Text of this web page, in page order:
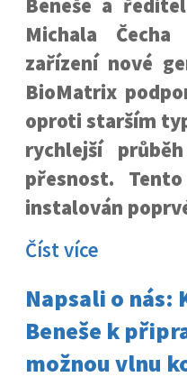
Beneše a
Michala
zařízení nové
BioMatrix
oproti starším
rychlejší
přesnost.
instalován
Číst více
Napsali o nás:
Beneše k
možnou vlnu